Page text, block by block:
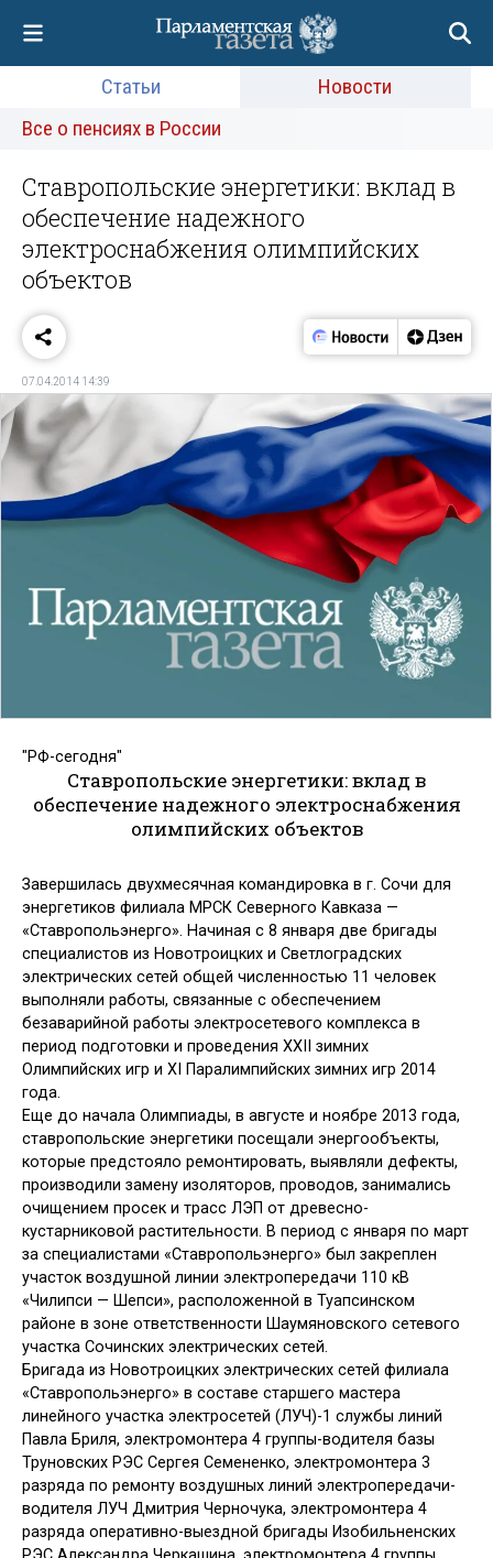
Статьи
Новости
Все о пенсиях в России
Ставропольские энергетики: вклад в
обеспечение надежного
электроснабжения олимпийских
объектов
07.04.2014 14:39
"РФ-сегодня"
Ставропольские энергетики: вклад в
обеспечение надежного электроснабжения
олимпийских объектов
Завершилась двухмесячная командировка в г. Сочи для
энергетиков филиала МРСК Северного Кавказа —
«Ставропольэнерго». Начиная с 8 января две бригады
специалистов из Новотроицких и Светлоградских
электрических сетей общей численностью 11 человек
выполняли работы, связанные с обеспечением
безаварийной работы электросетевого комплекса в
период подготовки и проведения XХII зимних
Олимпийских игр и XI Паралимпийских зимних игр 2014
года.
Еще до начала Олимпиады, в августе и ноябре 2013 года,
ставропольские энергетики посещали энергообъекты,
которые предстояло ремонтировать, выявляли дефекты,
производили замену изоляторов, проводов, занимались
очищением просек и трасс ЛЭП от древесно-
кустарниковой растительности. В период с января по март
за специалистами «Ставропольэнерго» был закреплен
участок воздушной линии электропередачи 110 кВ
«Чилипси — Шепси», расположенной в Туапсинском
районе в зоне ответственности Шаумяновского сетевого
участка Сочинских электрических сетей.
Бригада из Новотроицких электрических сетей филиала
«Ставропольэнерго» в составе старшего мастера
линейного участка электросетей (ЛУЧ)-1 службы линий
Павла Бриля, электромонтера 4 группы-водителя базы
Труновских РЭС Сергея Семененко, электромонтера 3
разряда по ремонту воздушных линий электропередачи-
водителя ЛУЧ Дмитрия Черночука, электромонтера 4
разряда оперативно-выездной бригады Изобильненских